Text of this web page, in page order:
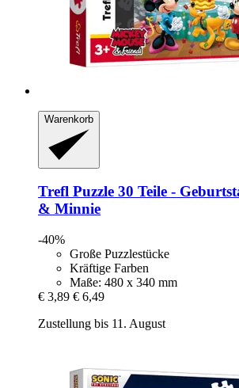
Warenkorb
Trefl Puzzle 30 Teile -​
& Minnie
-40%
Große Puzzlestücke
Kräftige Farben
Maße: 480 x 340 mm
€ 3,89 € 6,49
Zustellung bis 11. August